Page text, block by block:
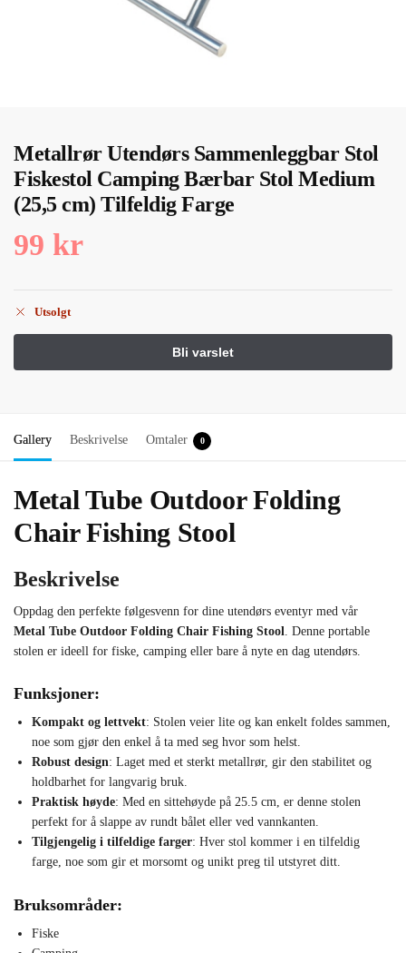
Metallrør Utendørs Sammenleggbar Stol
Fiskestol Camping Bærbar Stol Medium
(25,5 cm) Tilfeldig Farge
99 kr
Utsolgt
Gallery Beskrivelse Omtaler 0
Metal Tube Outdoor Folding
Chair Fishing Stool
Beskrivelse
Oppdag den perfekte følgesvenn for dine utendørs eventyr med vår
Metal Tube Outdoor Folding Chair Fishing Stool. Denne portable
stolen er ideell for fiske, camping eller bare å nyte en dag utendørs.
Funksjoner:
Kompakt og lettvekt: Stolen veier lite og kan enkelt foldes sammen,
noe som gjør den enkel å ta med seg hvor som helst.
Robust design: Laget med et sterkt metallrør, gir den stabilitet og
holdbarhet for langvarig bruk.
Praktisk høyde: Med en sittehøyde på 25.5 cm, er denne stolen
perfekt for å slappe av rundt bålet eller ved vannkanten.
Tilgjengelig i tilfeldige farger: Hver stol kommer i en tilfeldig
farge, noe som gir et morsomt og unikt preg til utstyret ditt.
Bruksområder:
Fiske